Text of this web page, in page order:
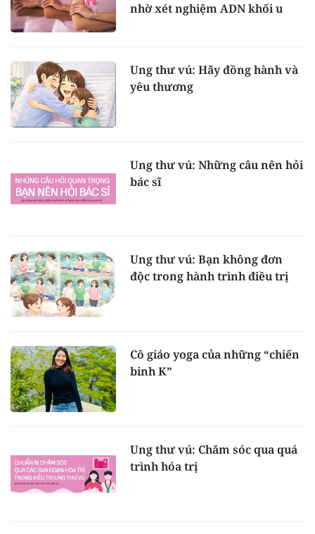
nhờ xét nghiệm ADN khối u
Ung thư vú: Hãy đồng hành và
yêu thương
Ung thư vú: Những câu nên hỏi
bác sĩ
Ung thư vú: Bạn không đơn
độc trong hành trình điều trị
Cô giáo yoga của những “chiến
binh K”
Ung thư vú: Chăm sóc qua quá
trình hóa trị